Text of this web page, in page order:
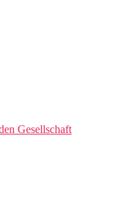
Gesellschaft